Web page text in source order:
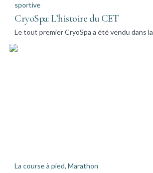
sportive
CryoSpa: L’histoire du CET
Le tout premier CryoSpa a été vendu dans
La course à pied,Marathon